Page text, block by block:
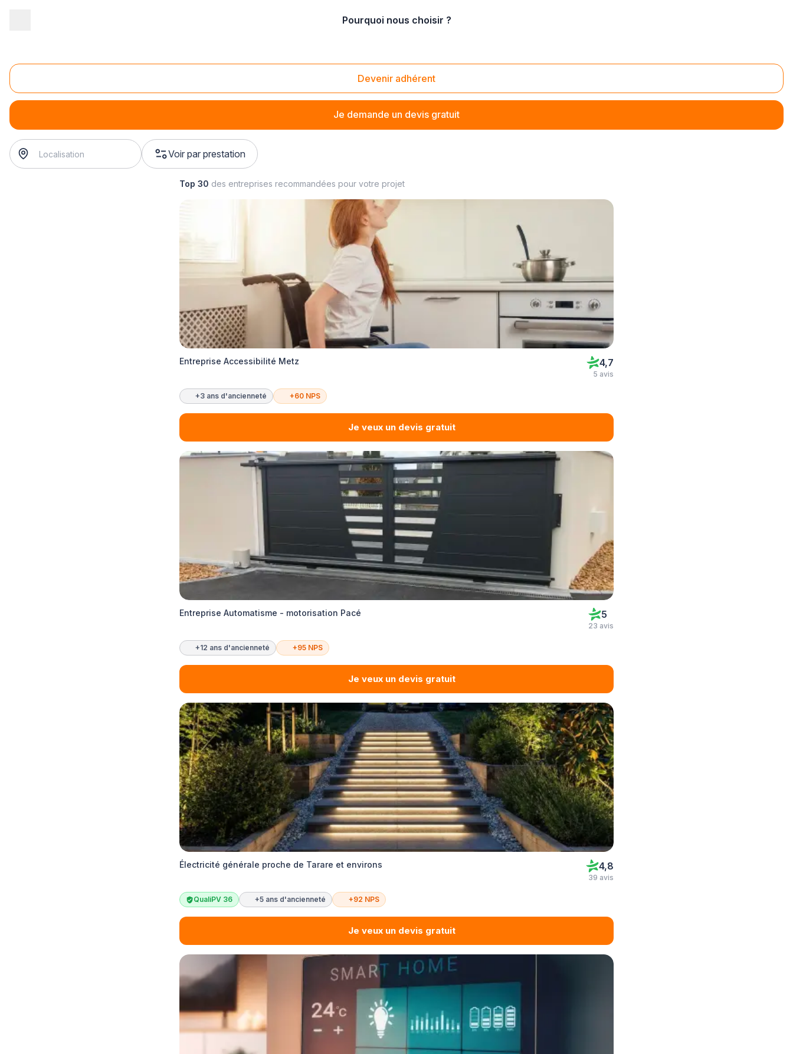
Pourquoi nous choisir ?
Devenir adhérent
Je demande un devis gratuit
Rénovation de volet motorisé
rénovation de volet motorisé
Voir par prestation
Top 30 des entreprises recommandées pour votre projet
Entreprise Accessibilité Metz 4,7
5 avis
+3 ans d'ancienneté +60 NPS
Je veux un devis gratuit
Entreprise Automatisme - motorisation Pacé 5
23 avis
+12 ans d'ancienneté +95 NPS
Je veux un devis gratuit
Électricité générale proche de Tarare et environs 4,8
39 avis
QualiPV 36 +5 ans d'ancienneté +92 NPS
Je veux un devis gratuit